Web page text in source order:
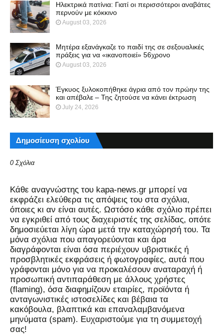
Ηλεκτρικά πατίνια: Γιατί οι περισσότεροι αναβάτες
περνούν με κόκκινο
August 03, 2026
Μητέρα εξανάγκαζε το παιδί της σε σεξουαλικές
πράξεις για να «ικανοποιεί» 56χρονο
August 03, 2026
Έγκυος ξυλοκοπήθηκε άγρια από τον πρώην της
και απέβαλε – Της ζητούσε να κάνει έκτρωση
July 24, 2026
Δημοσίευση σχολίου
0 Σχόλια
Kάθε αναγνώστης του kapa-news.gr μπορεί να
εκφράζει ελεύθερα τις απόψεις του στα σχόλια,
όποιες κι αν είναι αυτές. Ωστόσο κάθε σχόλιο πρέπει
να εγκριθεί από τους διαχειριστές της σελίδας, οπότε
δημοσιεύεται λίγη ώρα μετά την καταχώρησή του. Τα
μόνα σχόλια που απαγορεύονται και άρα
διαγράφονται είναι όσα περιέχουν υβριστικές ή
προσβλητικές εκφράσεις ή φωτογραφίες, αυτά που
γράφονται μόνο για να προκαλέσουν αναταραχή ή
προσωπική αντιπαράθεση με άλλους χρήστες
(flaming), όσα διαφημίζουν εταιρίες, προϊόντα ή
ανταγωνιστικές ιστοσελίδες και βέβαια τα
κακόβουλα, βλαπτικά και επαναλαμβανόμενα
μηνύματα (spam). Ευχαριστούμε για τη συμμετοχή
σας!